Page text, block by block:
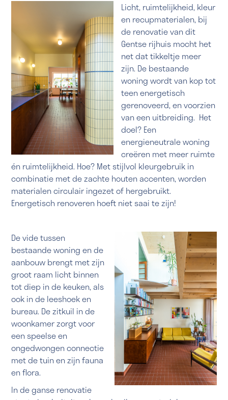
Licht, ruimtelijkheid, kleur
en recupmaterialen, bij
de renovatie van dit
Gentse rijhuis mocht het
net dat tikkeltje meer
zijn. De bestaande
woning wordt van kop tot
teen energetisch
gerenoveerd, en voorzien
van een uitbreiding. Het
doel? Een
energieneutrale woning
creëren met meer ruimte
én ruimtelijkheid. Hoe? Met stijlvol kleurgebruik in
combinatie met de zachte houten accenten, worden
materialen circulair ingezet of hergebruikt.
Energetisch renoveren hoeft niet saai te zijn!
De vide tussen
bestaande woning en de
aanbouw brengt met zijn
groot raam licht binnen
tot diep in de keuken, als
ook in de leeshoek en
bureau. De zitkuil in de
woonkamer zorgt voor
een speelse en
ongedwongen connectie
met de tuin en zijn fauna
en flora.
In de ganse renovatie